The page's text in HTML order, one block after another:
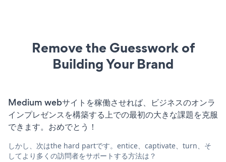
Remove the Guesswork of
Building Your Brand
Medium webサイトを稼働させれば、ビジネスのオンラ
インプレゼンスを構築する上での最初の大きな課題を克服
できます。おめでとう！
しかし、次はthe hard partです。entice、captivate、turn、そ
してより多くの訪問者をサポートする方法は？